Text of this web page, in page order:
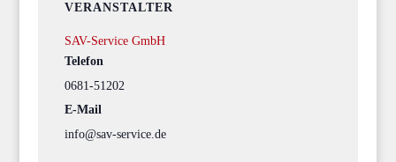
VERANSTALTER
SAV-Service GmbH
Telefon
0681-51202
E-Mail
info@sav-service.de